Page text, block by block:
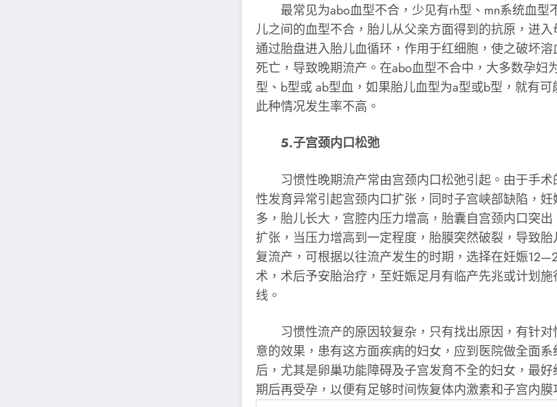
最常见为abo血型不合，少见有rh型、mn系统血型
儿之间的血型不合，胎儿从父亲方面得到的抗原，进
通过胎盘进入胎儿血循环，作用于红细胞，使之破坏
死亡，导致晚期流产。在abo血型不合中，大多数孕妇
型、b型或 ab型血，如果胎儿血型为a型或b型，就有
此种情况发生率不高。
5.子宫颈内口松弛
习惯性晚期流产常由宫颈内口松弛引起。由于手术
性发育异常引起宫颈内口扩张，同时子宫峡部缺陷，
多，胎儿长大，宫腔内压力增高，胎囊自宫颈内口突出
扩张，当压力增高到一定程度，胎膜突然破裂，导致
复流产，可根据以往流产发生的时期，选择在妊娠
术，术后予安胎治疗，至妊娠足月有临产先兆或计划
线。
习惯性流产的原因较复杂，只有找出原因，有针对
意的效果，患有这方面疾病的妇女，应到医院做全面
后，尤其是卵巢功能障碍及子宫发育不全的妇女，最
期后再受孕，以便有足够时间恢复体内激素和子宫内膜